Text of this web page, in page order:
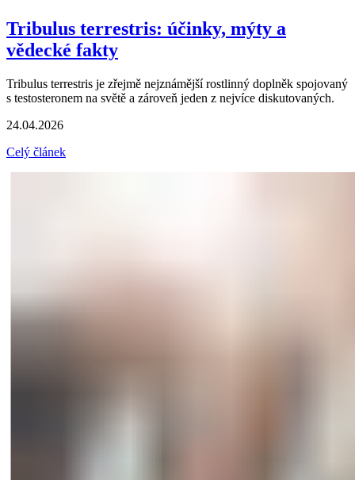
Tribulus terrestris: účinky, mýty a
vědecké fakty
Tribulus terrestris je zřejmě nejznámější rostlinný doplněk spojovaný
s testosteronem na světě a zároveň jeden z nejvíce diskutovaných.
24.04.2026
Celý článek